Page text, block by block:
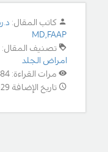
كاتب المقال:
MD,FAAP
تصنيف المقال:
امراض الجلد
مرات القراءة: 7384
تاريخ الإضافة 29-08-2018